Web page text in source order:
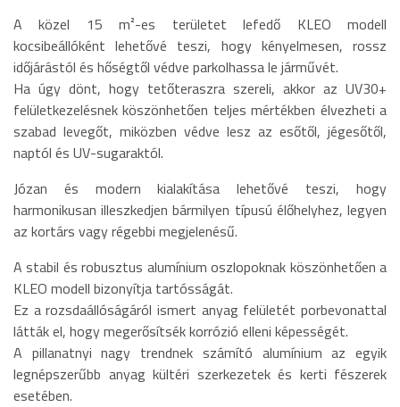
A közel 15 m²-es területet lefedő KLEO modell
kocsibeállóként lehetővé teszi, hogy kényelmesen, rossz
időjárástól és hőségtől védve parkolhassa le járművét.
Ha úgy dönt, hogy tetőteraszra szereli, akkor az UV30+
felületkezelésnek köszönhetően teljes mértékben élvezheti a
szabad levegőt, miközben védve lesz az esőtől, jégesőtől,
naptól és UV-sugaraktól.
Józan és modern kialakítása lehetővé teszi, hogy
harmonikusan illeszkedjen bármilyen típusú élőhelyhez, legyen
az kortárs vagy régebbi megjelenésű.
A stabil és robusztus alumínium oszlopoknak köszönhetően a
KLEO modell bizonyítja tartósságát.
Ez a rozsdaállóságáról ismert anyag felületét porbevonattal
látták el, hogy megerősítsék korrózió elleni képességét.
A pillanatnyi nagy trendnek számító alumínium az egyik
legnépszerűbb anyag kültéri szerkezetek és kerti fészerek
esetében.